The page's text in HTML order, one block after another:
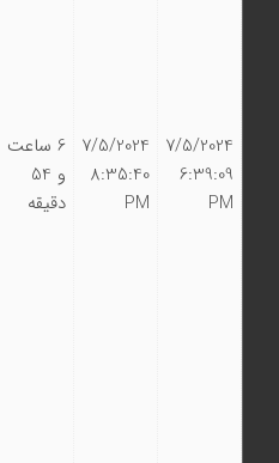
7/5/2024
6:39:09
PM
7/5/2024
8:35:40
PM
6 ساعت
و 54
دقیقه